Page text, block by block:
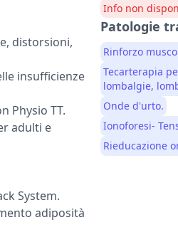
distorsioni,
insufficienze
Physio TT.
adulti e
System.
adiposità
Info non
Patologie
Rinforzo
Tecarterapia
lombalgie,
Onde d'urto.
Ionoforesi-
Rieducazione